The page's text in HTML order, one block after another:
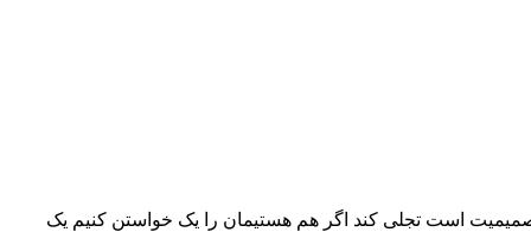
صمیمیت است تجلی کند اگر هم هستیمان را یک خواستن کنیم یک